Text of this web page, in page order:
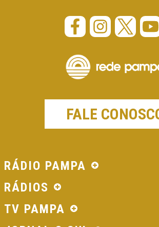
FALE
RÁDIO PAMPA
RÁDIOS
TV PAMPA